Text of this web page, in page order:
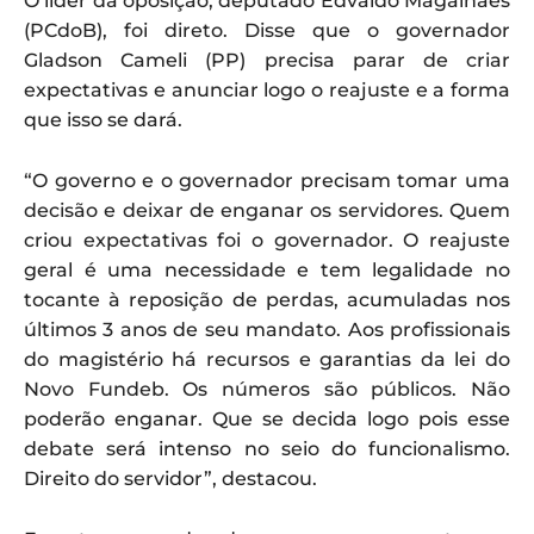
(PCdoB), foi direto. Disse que o governador
Gladson Cameli (PP) precisa parar de criar
expectativas e anunciar logo o reajuste e a forma
que isso se dará.
“O governo e o governador precisam tomar uma
decisão e deixar de enganar os servidores. Quem
criou expectativas foi o governador. O reajuste
geral é uma necessidade e tem legalidade no
tocante à reposição de perdas, acumuladas nos
últimos 3 anos de seu mandato. Aos profissionais
do magistério há recursos e garantias da lei do
Novo Fundeb. Os números são públicos. Não
poderão enganar. Que se decida logo pois esse
debate será intenso no seio do funcionalismo.
Direito do servidor”, destacou.